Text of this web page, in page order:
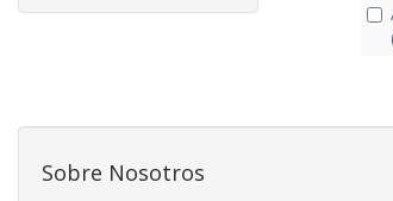
Sobre Nosotros